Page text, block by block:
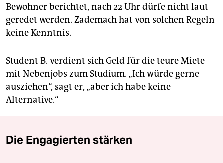
Bewohner berichtet, nach 22 Uhr dürfe nicht laut
geredet werden. Zademach hat von solchen Regeln
keine Kenntnis.
Student B. verdient sich Geld für die teure Miete
mit Nebenjobs zum Studium. „Ich würde gerne
ausziehen“, sagt er, „aber ich habe keine
Alternative.“
Die Engagierten stärken